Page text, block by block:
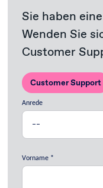
Sie haben
Wenden Sie
Customer
Customer Support
Anrede
Vorname